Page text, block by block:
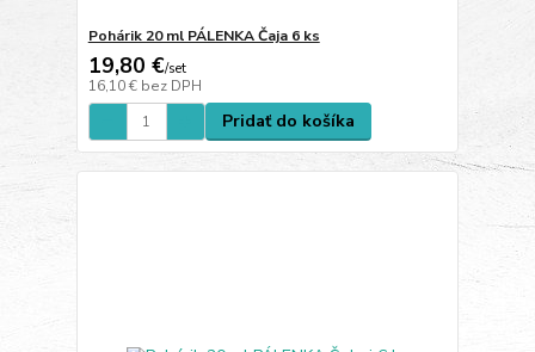
Pohárik 20 ml PÁLENKA Čaja 6 ks
19,80 €/set
16,10 € bez DPH
Pridať do košíka